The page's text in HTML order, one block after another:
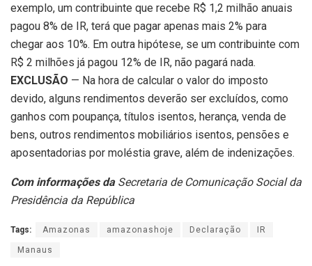
exemplo, um contribuinte que recebe R$ 1,2 milhão anuais
pagou 8% de IR, terá que pagar apenas mais 2% para
chegar aos 10%. Em outra hipótese, se um contribuinte com
R$ 2 milhões já pagou 12% de IR, não pagará nada.
EXCLUSÃO — Na hora de calcular o valor do imposto
devido, alguns rendimentos deverão ser excluídos, como
ganhos com poupança, títulos isentos, herança, venda de
bens, outros rendimentos mobiliários isentos, pensões e
aposentadorias por moléstia grave, além de indenizações.
Com informações daSecretaria de Comunicação Social da
Presidência da República
Tags: Amazonas amazonashoje Declaração IR
Manaus